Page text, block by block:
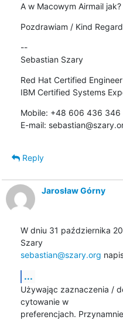
A w Macowym Airmail
Pozdrawiam / Kind
--
Sebastian Szary
Red Hat Certified Engineer
IBM Certified Systems
Mobile: +48 606 436 346
E-mail:
Reply
Jarosław Górny
W dniu 31 października
Szary
sebastian@szary.org
...
Używając zaznaczenia /
cytowanie w
preferencjach.